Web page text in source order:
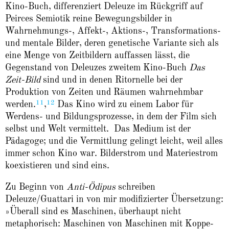
Kino-Buch, differenziert Deleuze im Rück­griff auf
Peirces Semiotik reine Bewegungsbilder in
Wahrnehmungs-, Affekt-, Aktions-, Transformations-
und mentale Bilder, deren genetische Variante sich als
eine Menge von Zeitbildern auffassen lässt, die
Gegenstand von Deleuzes zweitem Kino-Buch Das
Zeit-Bildsind und in denen Ritornelle bei der
Produktion von Zeiten und Räumen wahr­nehmbar
werden.11 ,12 Das Kino wird zu einem Labor für
Werdens- und Bildungsprozesse, in dem der Film sich
selbst und Welt vermittelt. Das Medium ist der
Pädagoge; und die Vermittlung gelingt leicht, weil alles
immer schon Kino war. Bilderstrom und Materiestrom
koexistieren und sind eins.
Zu Beginn von Anti-Ödipusschreiben
Deleuze/Guattari in von mir modifizierter Übersetzung:
»Überall sind es Maschinen, überhaupt nicht
metaphorisch: Maschinen von Maschinen mit Koppe­